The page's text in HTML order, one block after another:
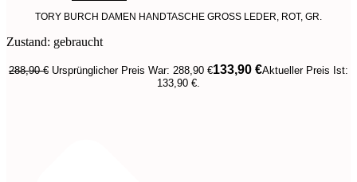
TORY BURCH DAMEN HANDTASCHE GROSS LEDER, ROT, GR.
Zustand: gebraucht
288,90€ Ursprünglicher Preis War: 288,90 €133,90 €Aktueller Preis Ist:
133,90 €.